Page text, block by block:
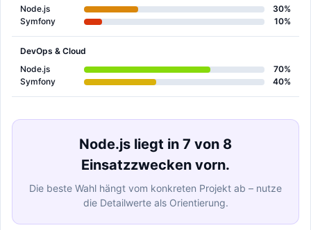
Node.js
30%
Symfony
10%
DevOps & Cloud
Node.js
70%
Symfony
40%
Node.js liegt in 7 von 8
Einsatzzwecken vorn.
Die beste Wahl hängt vom konkreten Projekt ab – nutze
die Detailwerte als Orientierung.